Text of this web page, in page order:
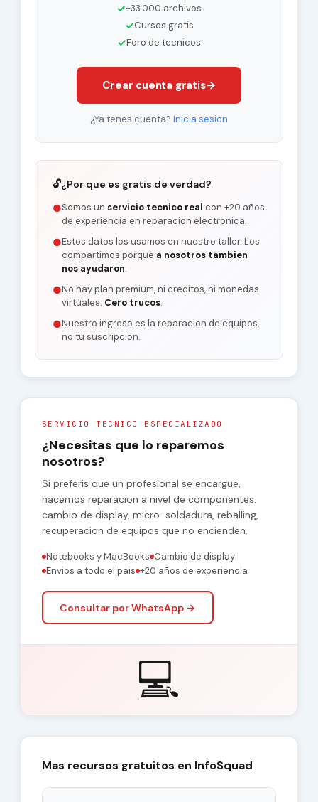
✓+33.000 archivos
✓Cursos gratis
✓Foro de tecnicos
Crear cuenta gratis→
¿Ya tenes cuenta? Inicia sesion
🔓¿Por que es gratis de verdad?
●Somos un servicio tecnico real con +20 años
de experiencia en reparacion electronica.
●Estos datos los usamos en nuestro taller. Los
compartimos porque a nosotros tambien
nos ayudaron.
●No hay plan premium, ni creditos, ni monedas
virtuales. Cero trucos.
●Nuestro ingreso es la reparacion de equipos,
no tu suscripcion.
SERVICIO TECNICO ESPECIALIZADO
¿Necesitas que lo reparemos
nosotros?
Si preferis que un profesional se encargue,
hacemos reparacion a nivel de componentes:
cambio de display, micro-soldadura, reballing,
recuperacion de equipos que no encienden.
Notebooks y MacBooks Cambio de display
Envios a todo el pais +20 años de experiencia
Consultar por WhatsApp →
💻
Mas recursos gratuitos en InfoSquad